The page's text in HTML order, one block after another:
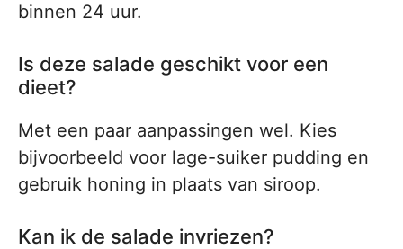
binnen 24 uur.
Is deze salade geschikt voor een
dieet?
Met een paar aanpassingen wel. Kies
bijvoorbeeld voor lage-suiker pudding en
gebruik honing in plaats van siroop.
Kan ik de salade invriezen?